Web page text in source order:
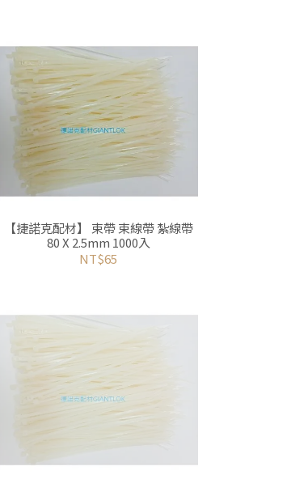
【捷諾克配材】 束帶 束線帶 紮線帶
80 X 2.5mm 1000入
NT$65